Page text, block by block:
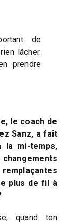
de
lâcher.
prendre
le coach de
Sanz, a fait
la mi-temps,
plus de fil à
quand ton